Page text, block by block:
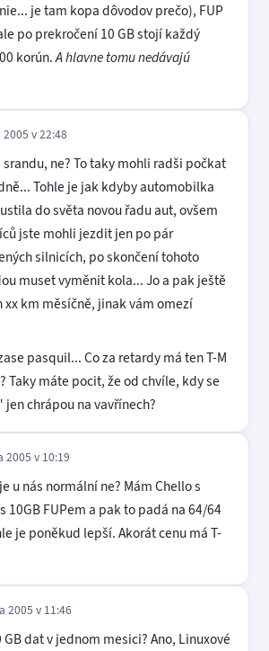
je tam kopa dôvodov prečo), FUP
po prekročení 10 GB stojí každý
korún.A hlavne tomu nedávajú
v 22:48
srandu, ne? To taky mohli radši počkat
Tohle je jak kdyby automobilka
do světa novou řadu aut, ovšem
jste mohli jezdit jen po pár
silnicích, po skončení tohoto
muset vyměnit kola... Jo a pak ještě
xx km měsíčně, jinak vám omezí
pasquil... Co za retardy má ten T-M
Taky máte pocit, že od chvíle, kdy se
chrápou na vavřínech?
2005 v 10:19
u nás normální ne? Mám Chello s
10GB FUPem a pak to padá na 64/64
je poněkud lepší. Akorát cenu má T-
2005 v 11:46
dat v jednom mesici? Ano, Linuxové